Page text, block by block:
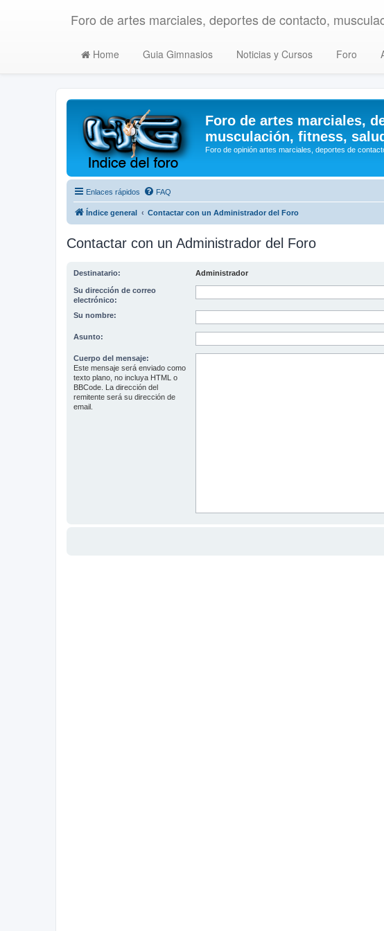
Foro de artes marciales, deportes de contacto,
Home Guia Gimnasios Noticias y Cursos Foro
Foro de artes marciales,
musculación, fitness,
Foro de opinión artes marciales, deportes de
Enlaces rápidos FAQ
Índice general Contactar con un Administrador del Foro
Contactar con un Administrador del Foro
Destinatario: Administrador
Su dirección de correo
electrónico:
Su nombre:
Asunto:
Cuerpo del mensaje:
Este mensaje será enviado como
texto plano, no incluya HTML o
BBCode. La dirección del
remitente será su dirección de
email.